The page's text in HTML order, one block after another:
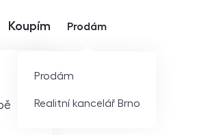
Koupím Prodám
Prodám
Realitní kancelář Brno